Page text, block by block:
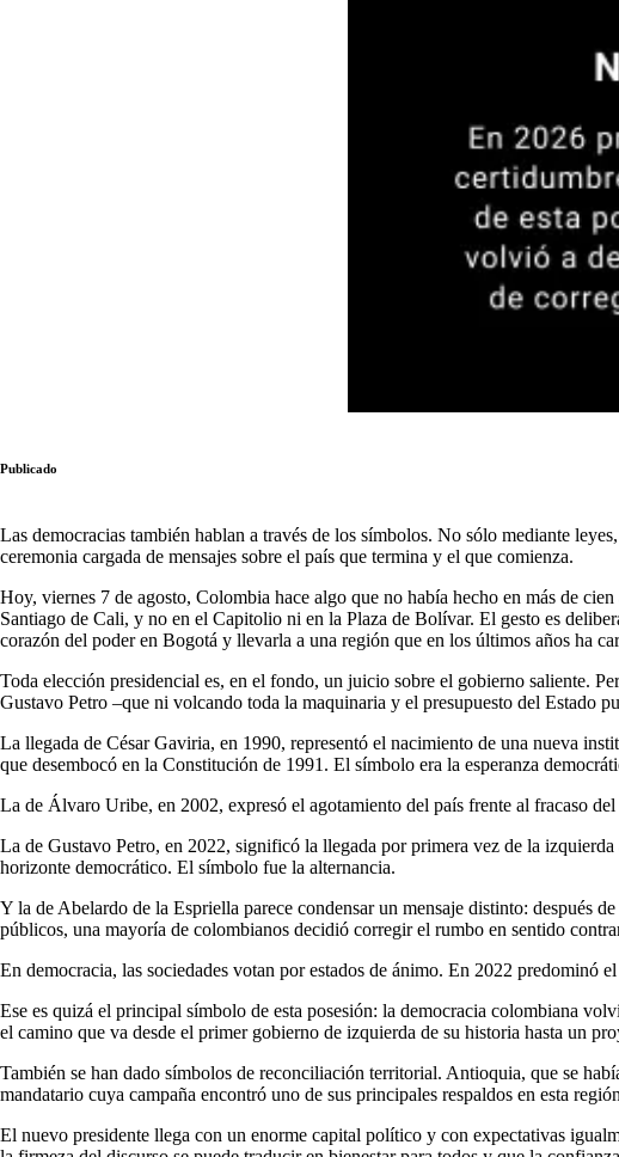
Publicado
Las democracias también hablan a través de los símbolos. No sólo mediante
ceremonia cargada de mensajes sobre el país que termina y el que comienza.
Hoy, viernes 7 de agosto, Colombia hace algo que no había hecho en más de
Santiago de Cali, y no en el Capitolio ni en la Plaza de Bolívar. El gesto es
corazón del poder en Bogotá y llevarla a una región que en los últimos años ha
Toda elección presidencial es, en el fondo, un juicio sobre el gobierno saliente.
Gustavo Petro –que ni volcando toda la maquinaria y el presupuesto del Estado
La llegada de César Gaviria, en 1990, representó el nacimiento de una nueva
que desembocó en la Constitución de 1991. El símbolo era la esperanza
La de Álvaro Uribe, en 2002, expresó el agotamiento del país frente al fracaso
La de Gustavo Petro, en 2022, significó la llegada por primera vez de la
horizonte democrático. El símbolo fue la alternancia.
Y la de Abelardo de la Espriella parece condensar un mensaje distinto: después
públicos, una mayoría de colombianos decidió corregir el rumbo en sentido
En democracia, las sociedades votan por estados de ánimo. En 2022 predominó
Ese es quizá el principal símbolo de esta posesión: la democracia colombiana
el camino que va desde el primer gobierno de izquierda de su historia hasta un
También se han dado símbolos de reconciliación territorial. Antioquia, que se
mandatario cuya campaña encontró uno de sus principales respaldos en esta
El nuevo presidente llega con un enorme capital político y con expectativas